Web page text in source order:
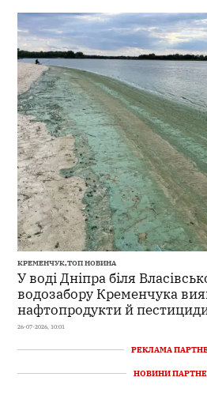
КРЕМЕНЧУК,ТОП НОВИНА
У воді Дніпра біля
водозабору Кременчука
нафтопродукти й
26-07-2026, 10:01
РЕКЛАМА
НОВИНИ